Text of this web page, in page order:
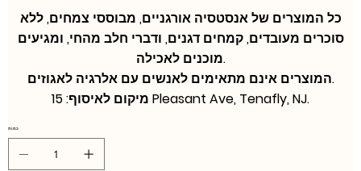
כל המוצרים של אנסטסיה אורגניים, מבוססי צמחים, ללא
סוכרים מעובדים, קמחים דגנים, ודברי חלב מהחי, ומגיעים
מוכנים לאכילה.
המוצרים אינם מתאימים לאנשים עם אלרגיה לאגוזים.
מיקום לאיסוף: 15 Pleasant Ave, Tenafly, NJ.
כמות